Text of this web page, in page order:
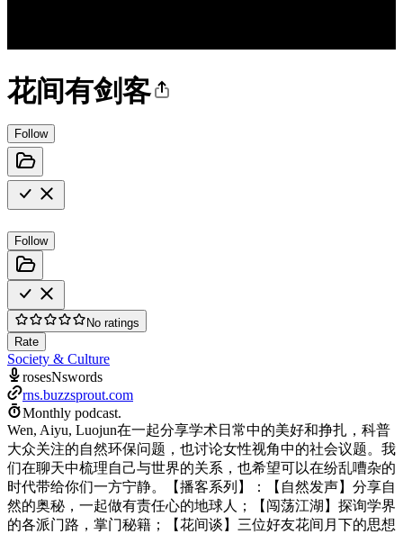
花间有剑客
Follow
Follow
No ratings
Rate
Society & Culture
rosesNswords
rns.buzzsprout.com
Monthly podcast.
Wen, Aiyu, Luojun在一起分享学术日常中的美好和挣扎，科普
大众关注的自然环保问题，也讨论女性视角中的社会议题。我
们在聊天中梳理自己与世界的关系，也希望可以在纷乱嘈杂的
时代带给你们一方宁静。【播客系列】：【自然发声】分享自
然的奥秘，一起做有责任心的地球人；【闯荡江湖】探询学界
的各派门路，掌门秘籍；【花间谈】三位好友花间月下的思想